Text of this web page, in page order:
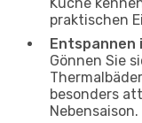
praktischen
Entspannen
Gönnen Sie
besonders
Nebensaison.